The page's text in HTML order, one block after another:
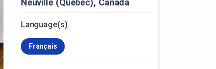
Neuville (Québec), Canada
Language(s)
Français